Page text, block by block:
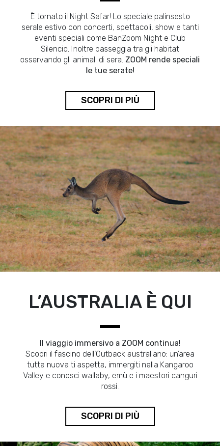
È tornato il Night Safar! Lo speciale palinsesto
serale estivo con concerti, spettacoli, show e tanti
eventi speciali come BanZoom Night e Club
Silencio. Inoltre passeggia tra gli habitat
osservando gli animali di sera. ZOOM rende speciali
le tue serate!
SCOPRI DI PIÙ
L’AUSTRALIA È QUI
Il viaggio immersivo a ZOOM continua!
Scopri il fascino dell’Outback australiano: un’area
tutta nuova ti aspetta, immergiti nella Kangaroo
Valley e conosci wallaby, emù e i maestori canguri
rossi.
SCOPRI DI PIÙ